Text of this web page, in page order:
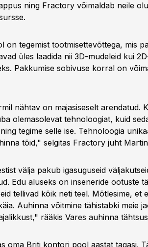
ning Fractory võimaldab neile
on tegemist tootmisettevõttega, mis
üles laadida nii 3D-mudeleid kui
Pakkumise sobivuse korral on
nähtav on majasiseselt arendatud.
olemasolevat tehnoloogiat, kuid
tegime selle ise. Tehnoloogia
tõid," selgitas Fractory juht
välja pakub igasuguseid
Edu aluseks on inseneride ootuste
tellivad kõik neti teel. Mõtlesime, et
Auhinna võitmine tähistabki meie
rääkis Vares auhinna
oma Briti kontori pool aastat tagasi.